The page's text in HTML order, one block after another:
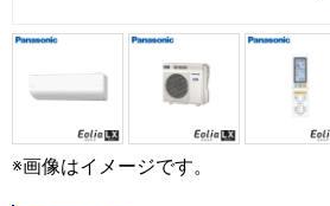
※画像はイメージです。